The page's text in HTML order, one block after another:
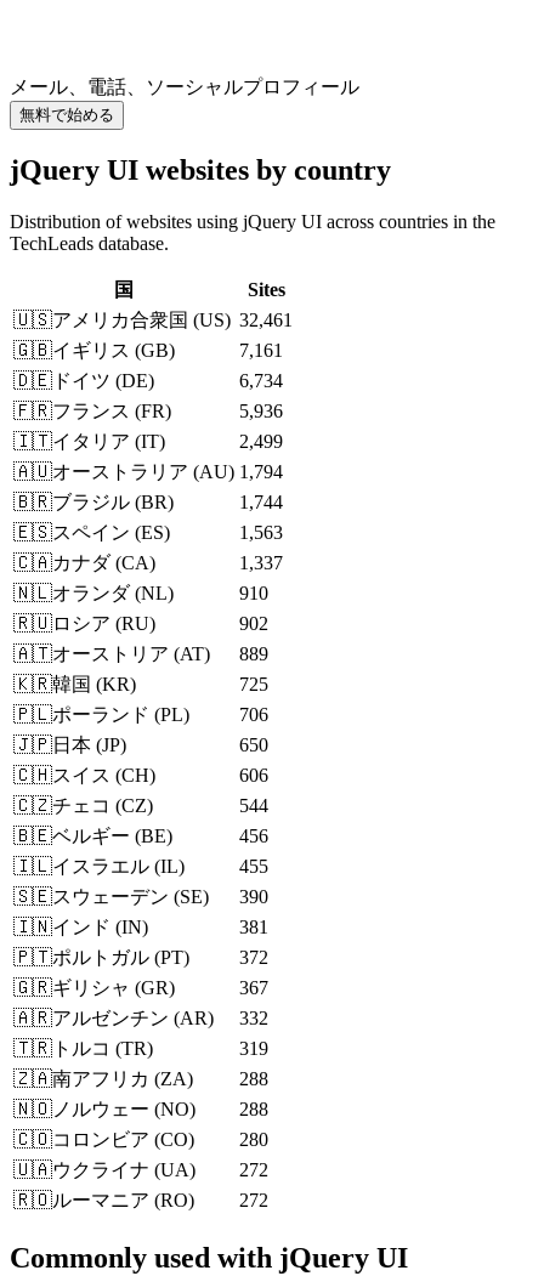
メール、電話、ソーシャルプロフィール
無料で始める
jQuery UI websites by country
Distribution of websites using jQuery UI across countries in the
TechLeads database.
国
Sites
🇺🇸アメリカ合衆国 (US) 32,461
🇬🇧イギリス (GB)
7,161
🇩🇪 ドイツ (DE)
6,734
🇫🇷フランス (FR)
5,936
🇮🇹イタリア (IT)
2,499
🇦🇺オーストラリア (AU) 1,794
🇧🇷ブラジル (BR)
1,744
🇪🇸スペイン (ES)
1,563
🇨🇦カナダ(CA)
1,337
🇳🇱オランダ(NL)
910
🇷🇺ロシア (RU)
902
🇦🇹オーストリア (AT)
889
🇰🇷韓国 (KR)
725
🇵🇱ポーランド (PL)
706
🇯🇵日本 (JP)
650
🇨🇭スイス (CH)
606
🇨🇿チェコ (CZ)
544
🇧🇪ベルギー (BE)
456
🇮🇱イスラエル (IL)
455
🇸🇪スウェーデン (SE)
390
🇮🇳インド (IN)
381
🇵🇹ポルトガル (PT)
372
🇬🇷ギリシャ (GR)
367
🇦🇷アルゼンチン (AR)
332
🇹🇷 トルコ (TR)
319
🇿🇦南アフリカ (ZA)
288
🇳🇴 ノルウェー (NO)
288
🇨🇴コロンビア (CO)
280
🇺🇦ウクライナ (UA)
272
🇷🇴ルーマニア (RO) 272
Commonly used with jQuery UI